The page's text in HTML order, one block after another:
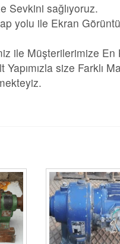
Sevkini sağlıyoruz.
yolu ile Ekran
ile Müşterilerimize En
size Farklı